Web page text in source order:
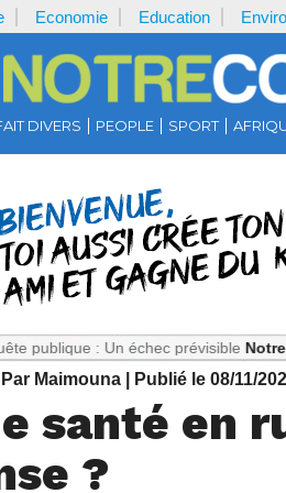
Economie Education
DIVERS PEOPLE SPORT
: Un échec prévisible
| Par Maimouna | Publié le 08/11/
santé en
?